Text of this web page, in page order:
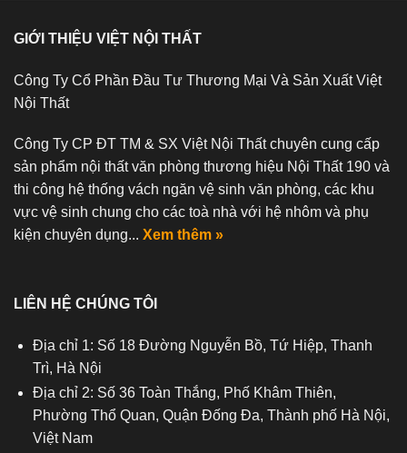
GIỚI THIỆU VIỆT NỘI THẤT
Công Ty Cổ Phần Đầu Tư Thương Mại Và Sản Xuất Việt
Nội Thất
Công Ty CP ĐT TM & SX Việt Nội Thất chuyên cung cấp
sản phẩm nội thất văn phòng thương hiệu Nội Thất 190 và
thi công hệ thống vách ngăn vệ sinh văn phòng, các khu
vực vệ sinh chung cho các toà nhà với hệ nhôm và phụ
kiện chuyên dụng... Xem thêm »
LIÊN HỆ CHÚNG TÔI
Địa chỉ 1: Số 18 Đường Nguyễn Bồ, Tứ Hiệp, Thanh
Trì, Hà Nội
Địa chỉ 2: Số 36 Toàn Thắng, Phố Khâm Thiên,
Phường Thổ Quan, Quận Đống Đa, Thành phố Hà Nội,
Việt Nam